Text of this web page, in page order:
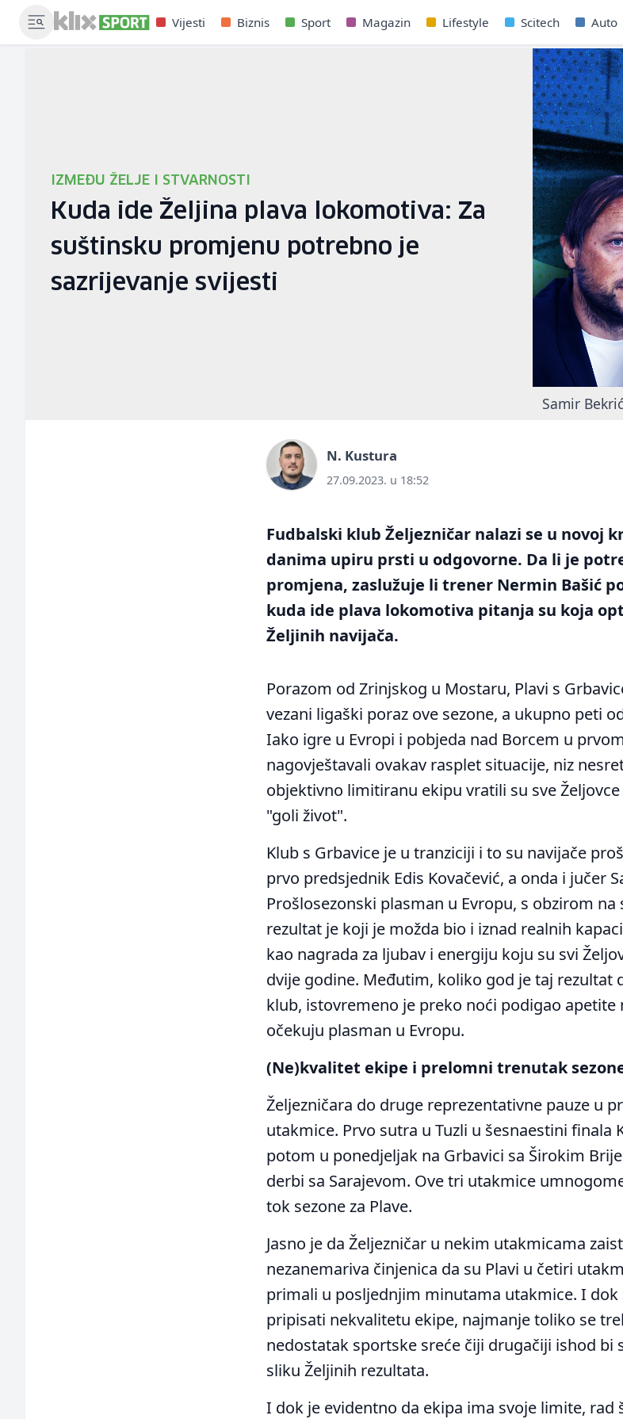
Vijesti Biznis Sport Magazin Lifestyle Scitech Auto
IZMEĐU ŽELJE I STVARNOSTI
Kuda ide Željina plava lokomotiva: Za
suštinsku promjenu potrebno je
sazrijevanje svijesti
Samir
N. Kustura
27.09.2023. u 18:52
Fudbalski klub Željezničar nalazi se u novoj
danima upiru prsti u odgovorne. Da li je
promjena, zaslužuje li trener Nermin Bašić
kuda ide plava lokomotiva pitanja su koja
Željinih navijača.
Porazom od Zrinjskog u Mostaru, Plavi s
vezani ligaški poraz ove sezone, a ukupno peti
Iako igre u Evropi i pobjeda nad Borcem u
nagovještavali ovakav rasplet situacije, niz
objektivno limitiranu ekipu vratili su sve
"goli život".
Klub s Grbavice je u tranziciji i to su navijače
prvo predsjednik Edis Kovačević, a onda i jučer
Prošlosezonski plasman u Evropu, s obzirom
rezultat je koji je možda bio i iznad realnih
kao nagrada za ljubav i energiju koju su svi
dvije godine. Međutim, koliko god je taj rezultat
klub, istovremeno je preko noći podigao apetite
očekuju plasman u Evropu.
(Ne)kvalitet ekipe i prelomni trenutak
Željezničara do druge reprezentativne pauze u
utakmice. Prvo sutra u Tuzli u šesnaestini finala
potom u ponedjeljak na Grbavici sa Širokim
derbi sa Sarajevom. Ove tri utakmice
tok sezone za Plave.
Jasno je da Željezničar u nekim utakmicama
nezanemariva činjenica da su Plavi u četiri
primali u posljednjim minutama utakmice. I dok
pripisati nekvalitetu ekipe, najmanje toliko se
nedostatak sportske sreće čiji drugačiji ishod bi
sliku Željinih rezultata.
I dok je evidentno da ekipa ima svoje limite, rad